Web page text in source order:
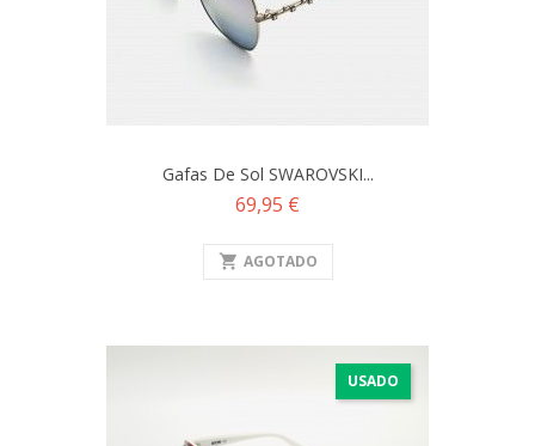
Gafas De Sol SWAROVSKI...
Precio
69,95 €
shopping_cart AGOTADO
USADO